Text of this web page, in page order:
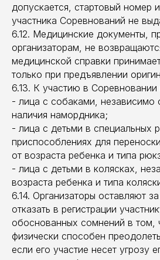
допускается, стартовый номер
участника Соревнований не
6.12. Медицинские документы,
организаторам, не
медицинской справки
только при предъявлении
6.13. К участию в
- лица с собаками, независимо
наличия намордника;
- лица с детьми в специальных
приспособлениях для
от возраста ребенка и типа
- лица с детьми в колясках,
возраста ребенка и типа
6.14. Организаторы оставляют
отказать в регистрации
обоснованных сомнений в том,
физически способен
если его участие несет угрозу